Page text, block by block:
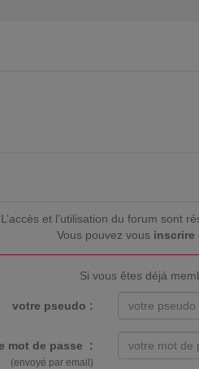
L’accès et l’utilisation du forum sont
Vous pouvez vous inscrire
Si vous êtes déjà
votre pseudo :
mot de passe :
(envoyé par email)